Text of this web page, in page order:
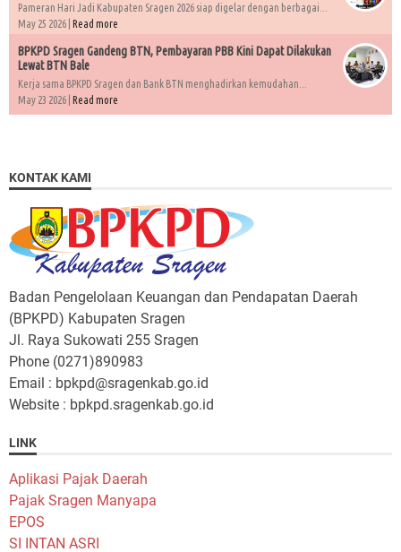
Pameran Hari Jadi Kabupaten Sragen 2026 siap digelar dengan berbagai...
May 25 2026 | Read more
BPKPD Sragen Gandeng BTN, Pembayaran PBB Kini Dapat Dilakukan
Lewat BTN Bale
Kerja sama BPKPD Sragen dan Bank BTN menghadirkan kemudahan...
May 23 2026 | Read more
KONTAK KAMI
Badan Pengelolaan Keuangan dan Pendapatan Daerah
(BPKPD) Kabupaten Sragen
Jl. Raya Sukowati 255 Sragen
Phone (0271)890983
Email : bpkpd@sragenkab.go.id
Website : bpkpd.sragenkab.go.id
LINK
Aplikasi Pajak Daerah
Pajak Sragen Manyapa
EPOS
SI INTAN ASRI